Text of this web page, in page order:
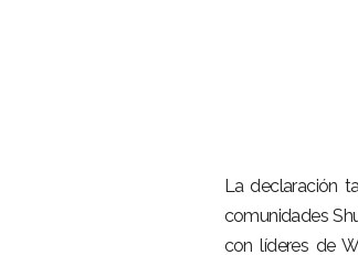
La declaración
comunidades
con líderes de